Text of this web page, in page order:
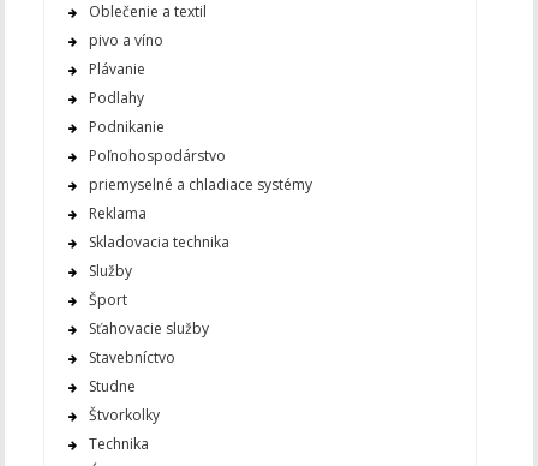
Oblečenie a textil
pivo a víno
Plávanie
Podlahy
Podnikanie
Poľnohospodárstvo
priemyselné a chladiace systémy
Reklama
Skladovacia technika
Služby
Šport
Sťahovacie služby
Stavebníctvo
Studne
Štvorkolky
Technika